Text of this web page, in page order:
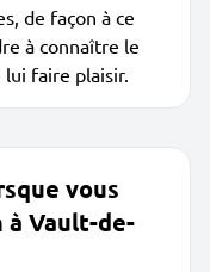
de façon à ce
à connaître le
faire plaisir.
vous
Vault-de-